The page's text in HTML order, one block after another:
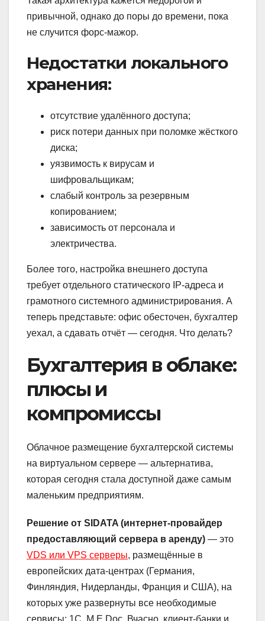
привычной, однако до поры до времени, пока
не случится форс-мажор.
Недостатки локального
хранения:
отсутствие удалённого доступа;
риск потери данных при поломке жёсткого
диска;
уязвимость к вирусам и
шифровальщикам;
слабый контроль за резервным
копированием;
зависимость от персонала и
электричества.
Более того, настройка внешнего доступа
требует отдельного статического IP-адреса и
грамотного системного администрирования. А
теперь представьте: офис обесточен, бухгалтер
уехал, а сдавать отчёт — сегодня. Что делать?
Бухгалтерия в облаке:
плюсы и
компромиссы
Облачное размещение бухгалтерской системы
на виртуальном сервере — альтернатива,
которая сегодня стала доступной даже самым
маленьким предприятиям.
Решение от SIDATA (интернет-провайдер
предоставляющий сервера в аренду) — это
VDS или VPS серверы, размещённые в
европейских дата-центрах (Германия,
Финляндия, Нидерланды, Франция и США), на
которых уже развернуты все необходимые
сервисы: 1С, M.E.Doc, Вчасно, клиент-банки и